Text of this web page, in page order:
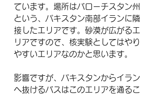
ています。場所はバローチスタン州
という、パキスタン南部イランに隣
接したエリアです。砂漠が広がるエ
リアですので、核実験としてはやり
やすいエリアなのかと思います。
影響ですが、パキスタンからイラン
へ抜けるバスはこのエリアを通るこ